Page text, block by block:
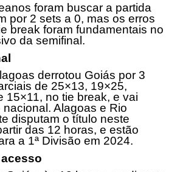
foram buscar a partida
por 2 sets a 0, mas os erros
break foram fundamentais no
da semifinal.
derrotou Goiás por 3
de 25×13, 19×25,
15×11, no tie break, e vai
Alagoas e Rio
disputam o título neste
das 12 horas, e estão
a 1ª Divisão em 2024.